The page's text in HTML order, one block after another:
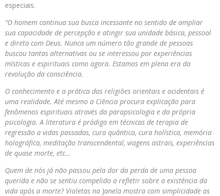
especiais.
“O homem continua sua busca incessante no sentido de ampliar
sua capacidade de percepção e atingir sua unidade básica, pessoal
e direta com Deus. Nunca um número tão grande de pessoas
buscou tantas alternativas ou se interessou por experiências
místicas e espirituais como agora. Estamos em plena era da
revolução da consciência.
O conhecimento e a prática das religiões orientais e ocidentais é
uma realidade. Até mesmo a Ciência procura explicação para
fenômenos espirituais através da parapsicologia e da própria
psicologia. A literatura é pródiga em técnicas de terapia de
regressão a vidas passadas, cura quântica, cura holística, memória
holográfica, meditação transcendental, viagens astrais, experiências
de quase morte, etc…
Quem de nós já não passou pela dor da perda de uma pessoa
querida e não se sentiu compelido a refletir sobre a existência da
vida após a morte? Violetas na Janela mostra com simplicidade as